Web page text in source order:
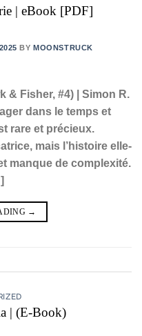
| eBook [PDF]
BYMOONSTRUCK
& Fisher, #4) | Simon R.
dans le temps et
rare et précieux.
mais l’histoire elle-
manque de complexité.
→
| (E-Book)